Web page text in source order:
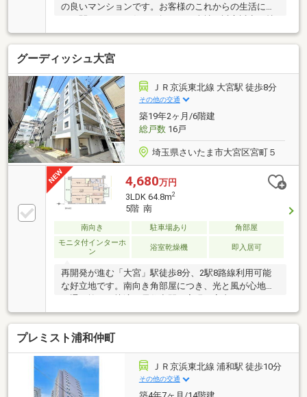
の良いマンションです。お客様のこれからの生活に大
ってお手伝いいたします。また、リフォームの相談も
弊社にお任せください。ぜひお客様の住まいに対する
こだわりをお聞かせください(^_^)
グーディッシュ大宮
ＪＲ京浜東北線 大宮駅 徒歩8分
その他の交通
築19年2ヶ月/6階建
総戸数16戸
埼玉県さいたま市大宮区宮町５
4,680万円
3LDK 64.8m2
5階 南
南向き 駐車場あり
角部屋
モニタ付インターホ
ン
浴室乾燥機 即入居可
再開発が進む「大宮」駅徒歩8分、2駅8路線利用可能
な好立地です。南向き角部屋につき、光と風が心地よ
キッチンや1400×1800サイズのゆとりある浴室など、
水回りも含め新規リノベーション済みで快適に生活を
スタートできます。オートロックや宅配ボックスなど
共用設備も充実し、安心で利便性の高い暮らしを提供
します。周辺は買物施設や飲食店が揃う暮らしやすい
環境です。ご内覧・詳細につきましては、ぜひお気軽
にお問い合わせください。
プレミスト浦和仲町
ＪＲ京浜東北線 浦和駅 徒歩10分
その他の交通